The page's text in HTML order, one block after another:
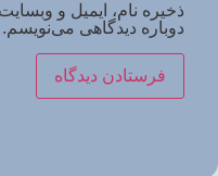
ذخیره نام، ایمیل و
دوباره دیدگاهی می‌نویسم.